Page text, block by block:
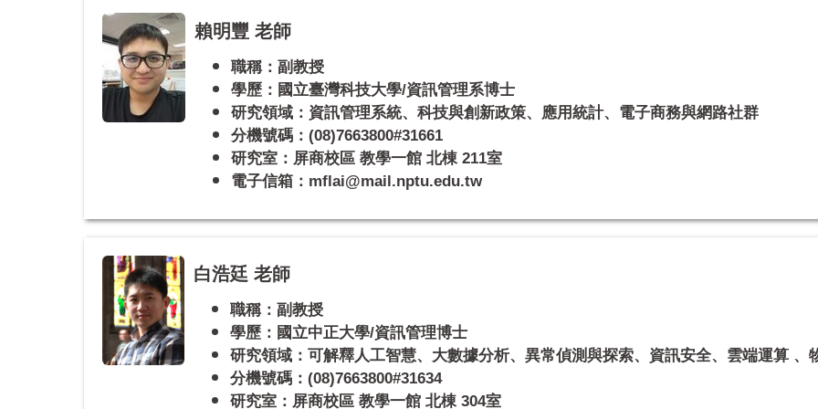
賴明豐 老師
職稱：副教授
學歷：國立臺灣科技大學/資訊管理系博士
研究領域：資訊管理系統、科技與創新政策、應用統計、電子商務與網路社群
分機號碼：(08)7663800#31661
研究室：屏商校區 教學一館 北棟 211室
電子信箱：mflai@mail.nptu.edu.tw
白浩廷 老師
職稱：副教授
學歷：國立中正大學/資訊管理博士
研究領域：可解釋人工智慧、大數據分析、異常偵測與探索、資訊安全、雲端運算 、
分機號碼：(08)7663800#31634
研究室：屏商校區 教學一館 北棟 304室